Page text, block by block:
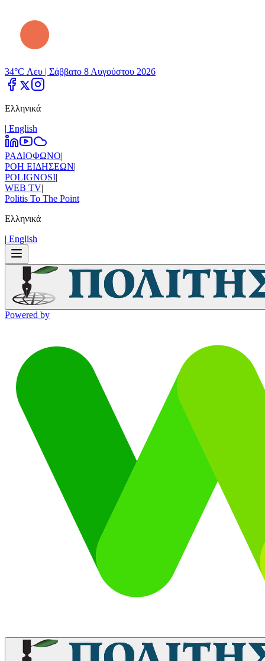
34°C Λευ | Σάββατο 8 Αυγούστου 2026
Ελληνικά
| Εnglish
ΡΑΔΙΟΦΩΝΟ|
ΡΟΗ ΕΙΔΗΣΕΩΝ|
POLIGNOSI|
WEB TV|
Politis To The Point
Ελληνικά
| Εnglish
Powered by